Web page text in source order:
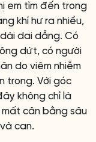
em tìm đến trong
khí hư ra nhiều,
dài dai dẳng. Có
dứt, có người
do viêm nhiễm
trong. Với góc
không chỉ là
cân bằng sâu
can.